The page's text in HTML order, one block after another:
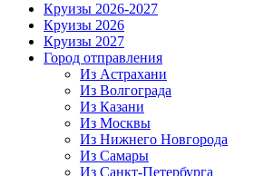
Круизы 2026-2027
Круизы 2026
Круизы 2027
Город отправления
Из Астрахани
Из Волгограда
Из Казани
Из Москвы
Из Нижнего Новгорода
Из Самары
Из Санкт-Петербурга